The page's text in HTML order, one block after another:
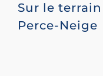
Sur le
Perce-Neige